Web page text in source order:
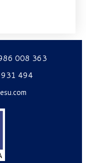
008 363
931 494